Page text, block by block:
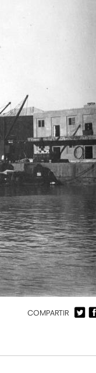
COMPARTIR